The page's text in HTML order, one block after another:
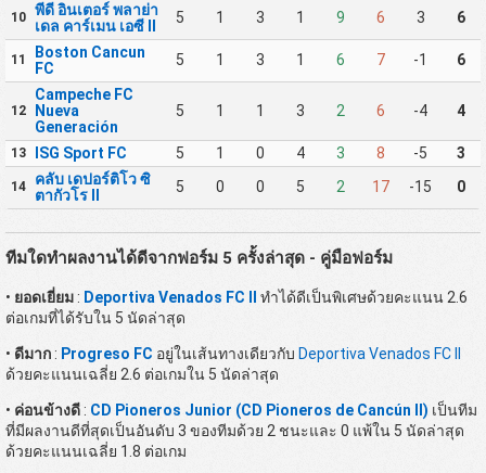
10 พีดี อินเตอร์ พลาย่า
เดล คาร์เมน เอซี II
5 1 3 1 9 6 3 6
11
Boston Cancun
FC
5 1 3 1 6 7 -1 6
12
Campeche FC
Nueva
Generación
5 1 1 3 2 6 -4 4
13 ISG Sport FC 5 1 0 4 3 8 -5 3
14
คลับ เดปอร์ติโว ซิ
ตากัวโร II
5 0 0 5 2 17 -15 0
ทีมใดทำผลงานได้ดีจากฟอร์ม 5 ครั้งล่าสุด - คู่มือฟอร์ม
• ยอดเยี่ยม : Deportiva Venados FC II
ทำได้ดีเป็นพิเศษด้วยคะแนน 2.6
ต่อเกมที่ได้รับใน 5 นัดล่าสุด
• ดีมาก : Progreso FC อยู่ในเส้นทางเดียวกับ Deportiva Venados FC II
ด้วยคะแนนเฉลี่ย 2.6 ต่อเกมใน 5 นัดล่าสุด
• ค่อนข้างดี : CD Pioneros Junior (CD Pioneros de Cancún II) เป็นทีม
ที่มีผลงานดีที่สุดเป็นอันดับ 3 ของทีมด้วย 2 ชนะและ 0 แพ้ใน 5 นัดล่าสุด
ด้วยคะแนนเฉลี่ย 1.8 ต่อเกม